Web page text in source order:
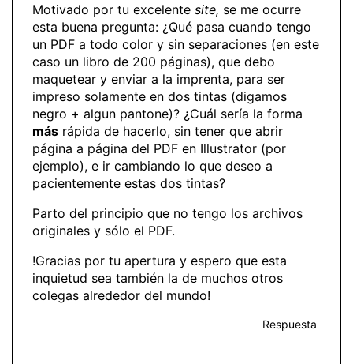
Motivado por tu excelente site, se me ocurre
esta buena pregunta: ¿Qué pasa cuando tengo
un PDF a todo color y sin separaciones (en este
caso un libro de 200 páginas), que debo
maquetear y enviar a la imprenta, para ser
impreso solamente en dos tintas (digamos
negro + algun pantone)? ¿Cuál sería la forma
más rápida de hacerlo, sin tener que abrir
página a página del PDF en Illustrator (por
ejemplo), e ir cambiando lo que deseo a
pacientemente estas dos tintas?
Parto del principio que no tengo los archivos
originales y sólo el PDF.
!Gracias por tu apertura y espero que esta
inquietud sea también la de muchos otros
colegas alrededor del mundo!
Respuesta